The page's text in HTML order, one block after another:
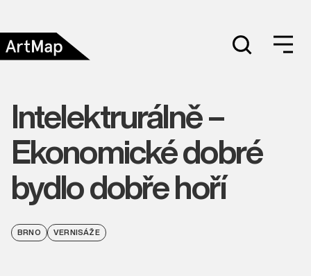
Intelektrurálně –
Ekonomické dobré
bydlo dobře hoří
BRNO VERNISÁŽE